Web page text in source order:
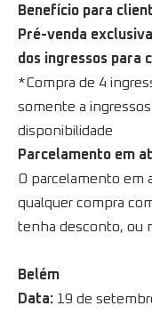
Benefício para
Pré-venda
dos ingressos para
*Compra de 4
somente a
disponibilidade
Parcelamento em
O parcelamento em
qualquer compra
tenha desconto, ou
Belém
Data: 19 de